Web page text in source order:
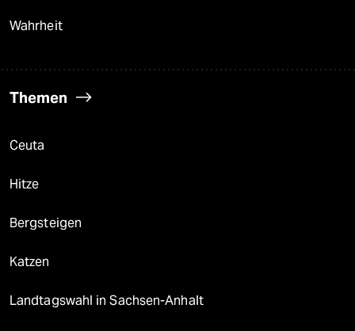
Wahrheit
Themen
Ceuta
Hitze
Bergsteigen
Katzen
Landtagswahl in Sachsen-Anhalt